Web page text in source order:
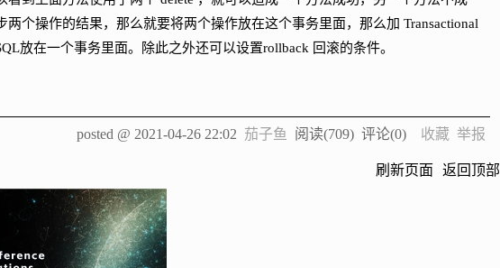
两个操作的结果，那么就要将两个操作放在这个事务里面，那么加 Transactional
放在一个事务里面。除此之外还可以设置rollback 回滚的条件。
posted @ 2021-04-26 22:02 茄子鱼 阅读(709) 评论(0) 收藏 举报
刷新页面 返回顶部